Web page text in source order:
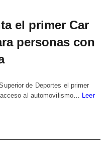
el primer Car
personas con
de Deportes el primer
al automovilismo… Leer